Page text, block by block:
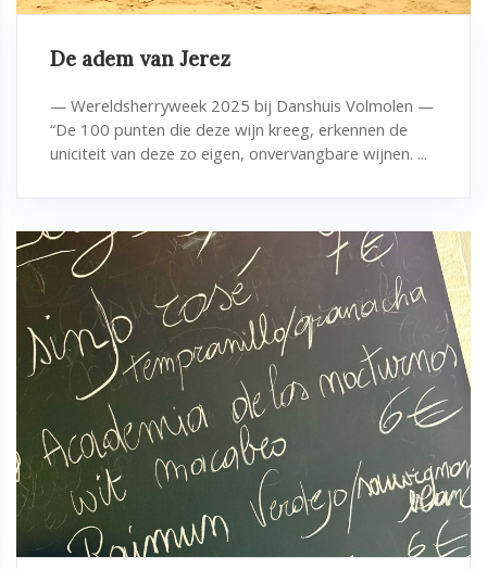
De adem van Jerez
— Wereldsherryweek 2025 bij Danshuis Volmolen —
“De 100 punten die deze wijn kreeg, erkennen de
uniciteit van deze zo eigen, onvervangbare wijnen. ...